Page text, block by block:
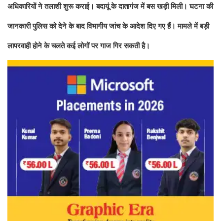
अधिकारियों ने तलाशी शुरू कराई। बदायूं के दातागंज में बस खड़ी मिली। घटना की
जानकारी पुलिस को देने के बाद विभागीय जांच के आदेश दिए गए हैं। मामले में बड़ी
लापरवाही होने के चलते कई लोगों पर गाज गिर सकती है।